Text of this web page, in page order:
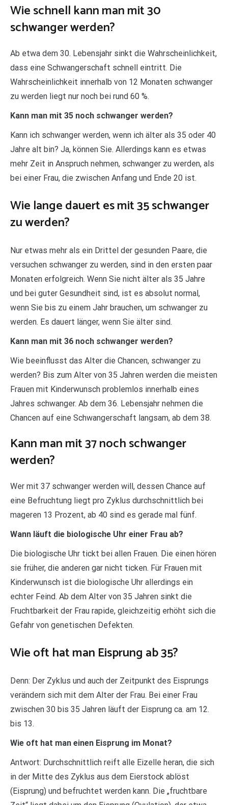
Wie schnell kann man mit 30
schwanger werden?
Ab etwa dem 30. Lebensjahr sinkt die Wahrscheinlichkeit,
dass eine Schwangerschaft schnell eintritt. Die
Wahrscheinlichkeit innerhalb von 12 Monaten schwanger
zu werden liegt nur noch bei rund 60 %.
Kann man mit 35 noch schwanger werden?
Kann ich schwanger werden, wenn ich älter als 35 oder 40
Jahre alt bin? Ja, können Sie. Allerdings kann es etwas
mehr Zeit in Anspruch nehmen, schwanger zu werden, als
bei einer Frau, die zwischen Anfang und Ende 20 ist.
Wie lange dauert es mit 35 schwanger
zu werden?
Nur etwas mehr als ein Drittel der gesunden Paare, die
versuchen schwanger zu werden, sind in den ersten paar
Monaten erfolgreich. Wenn Sie nicht älter als 35 Jahre
und bei guter Gesundheit sind, ist es absolut normal,
wenn Sie bis zu einem Jahr brauchen, um schwanger zu
werden. Es dauert länger, wenn Sie älter sind.
Kann man mit 36 noch schwanger werden?
Wie beeinflusst das Alter die Chancen, schwanger zu
werden? Bis zum Alter von 35 Jahren werden die meisten
Frauen mit Kinderwunsch problemlos innerhalb eines
Jahres schwanger. Ab dem 36. Lebensjahr nehmen die
Chancen auf eine Schwangerschaft langsam, ab dem 38.
Kann man mit 37 noch schwanger
werden?
Wer mit 37 schwanger werden will, dessen Chance auf
eine Befruchtung liegt pro Zyklus durchschnittlich bei
mageren 13 Prozent, ab 40 sind es gerade mal fünf.
Wann läuft die biologische Uhr einer Frau ab?
Die biologische Uhr tickt bei allen Frauen. Die einen hören
sie früher, die anderen gar nicht ticken. Für Frauen mit
Kinderwunsch ist die biologische Uhr allerdings ein
echter Feind. Ab dem Alter von 35 Jahren sinkt die
Fruchtbarkeit der Frau rapide, gleichzeitig erhöht sich die
Gefahr von genetischen Defekten.
Wie oft hat man Eisprung ab 35?
Denn: Der Zyklus und auch der Zeitpunkt des Eisprungs
verändern sich mit dem Alter der Frau. Bei einer Frau
zwischen 30 bis 35 Jahren läuft der Eisprung ca. am 12.
bis 13.
Wie oft hat man einen Eisprung im Monat?
Antwort: Durchschnittlich reift alle Eizelle heran, die sich
in der Mitte des Zyklus aus dem Eierstock ablöst
(Eisprung) und befruchtet werden kann. Die „fruchtbare